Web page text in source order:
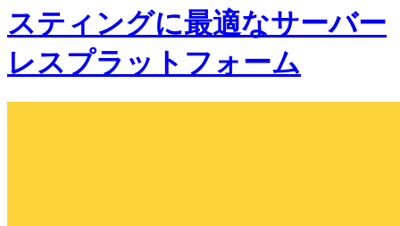
スティングに最適なサーバー
レスプラットフォーム